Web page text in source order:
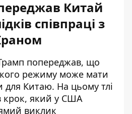
Китай
співпраці з
попереджав, що
режиму може мати
для Китаю. На цьому тлі
крок, який у США
виклик